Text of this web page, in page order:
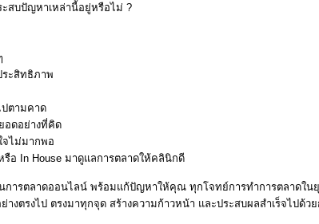
สบปัญหาเหล่านี้อยู่หรือไม่ ?
ะสิทธิภาพ
ปตามคาด
อดอย่างที่คิด
จไม่มากพอ
รือ In House มาดูแลการตลาดให้คลินิกดี
การตลาดออนไลน์ พร้อมแก้ปัญหาให้คุณ ทุกโจทย์การทำการตลาดใน
างตรงไป ตรงมาทุกจุด สร้างความก้าวหน้า และประสบผลสำเร็จไปด้